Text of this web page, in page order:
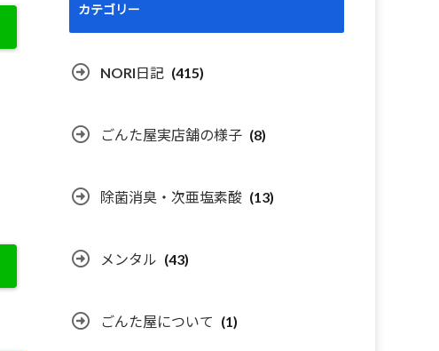
カテゴリー
NORI日記 (415)
ごんた屋実店舗の様子 (8)
除菌消臭・次亜塩素酸 (13)
メンタル (43)
ごんた屋について (1)